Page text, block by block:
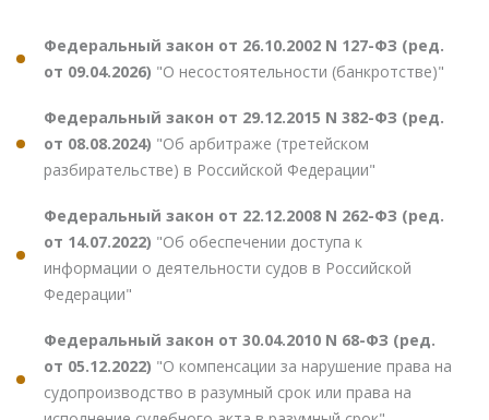
Федеральный закон от 26.10.2002 N 127-ФЗ (ред.
от 09.04.2026) "О несостоятельности (банкротстве)"
Федеральный закон от 29.12.2015 N 382-ФЗ (ред.
от 08.08.2024) "Об арбитраже (третейском
разбирательстве) в Российской Федерации"
Федеральный закон от 22.12.2008 N 262-ФЗ (ред.
от 14.07.2022) "Об обеспечении доступа к
информации о деятельности судов в Российской
Федерации"
Федеральный закон от 30.04.2010 N 68-ФЗ (ред.
от 05.12.2022) "О компенсации за нарушение права на
судопроизводство в разумный срок или права на